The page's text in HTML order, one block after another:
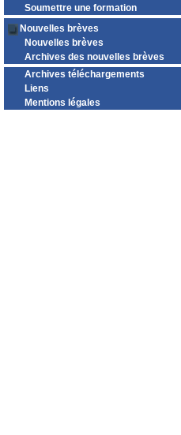
Soumettre une formation
Nouvelles brèves
Nouvelles brèves
Archives des nouvelles brèves
Archives téléchargements
Liens
Mentions légales